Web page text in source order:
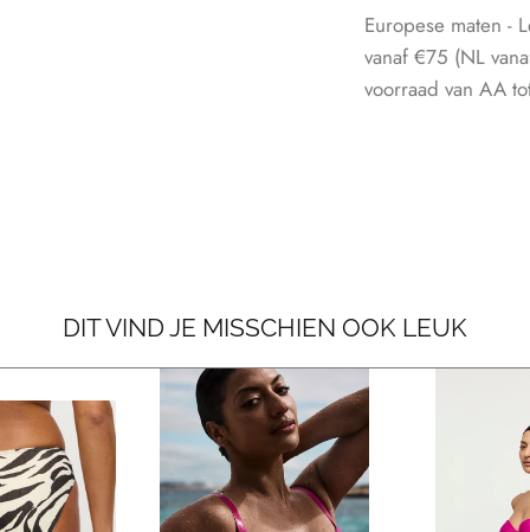
Europese maten -
vanaf €75 (NL
voorraad van AA
DIT VIND JE MISSCHIEN OOK LEUK